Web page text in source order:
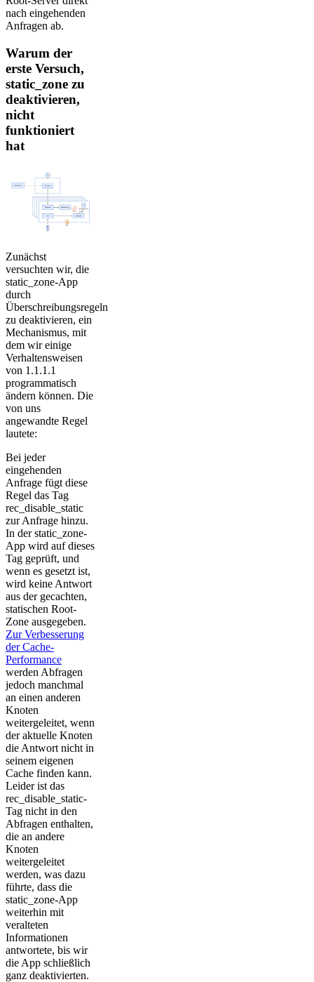
nach eingehenden
Anfragen ab.
Warum der
erste Versuch,
static_zone zu
deaktivieren,
nicht
funktioniert
hat
Zunächst
versuchten wir, die
static_zone-App
durch
Überschreibungsregeln
zu deaktivieren, ein
Mechanismus, mit
dem wir einige
Verhaltensweisen
von 1.1.1.1
programmatisch
ändern können. Die
von uns
angewandte Regel
lautete:
Bei jeder
eingehenden
Anfrage fügt diese
Regel das Tag
rec_disable_static
zur Anfrage hinzu.
In der static_zone-
App wird auf dieses
Tag geprüft, und
wenn es gesetzt ist,
wird keine Antwort
aus der gecachten,
statischen Root-
Zone ausgegeben.
Zur Verbesserung
der Cache-
Performance
werden Abfragen
jedoch manchmal
an einen anderen
Knoten
weitergeleitet, wenn
der aktuelle Knoten
die Antwort nicht in
seinem eigenen
Cache finden kann.
Leider ist das
rec_disable_static-
Tag nicht in den
Abfragen enthalten,
die an andere
Knoten
weitergeleitet
werden, was dazu
führte, dass die
static_zone-App
weiterhin mit
veralteten
Informationen
antwortete, bis wir
die App schließlich
ganz deaktivierten.